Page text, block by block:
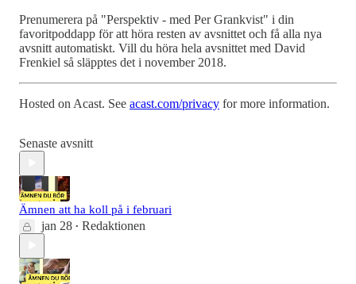
Prenumerera på "Perspektiv - med Per Grankvist" i din
favoritpoddapp för att höra resten av avsnittet och få alla nya
avsnitt automatiskt. Vill du höra hela avsnittet med David
Frenkiel så släpptes det i november 2018.
Hosted on Acast. See acast.com/privacy for more information.
Senaste avsnitt
Ämnen att ha koll på i februari
jan 28 • Redaktionen